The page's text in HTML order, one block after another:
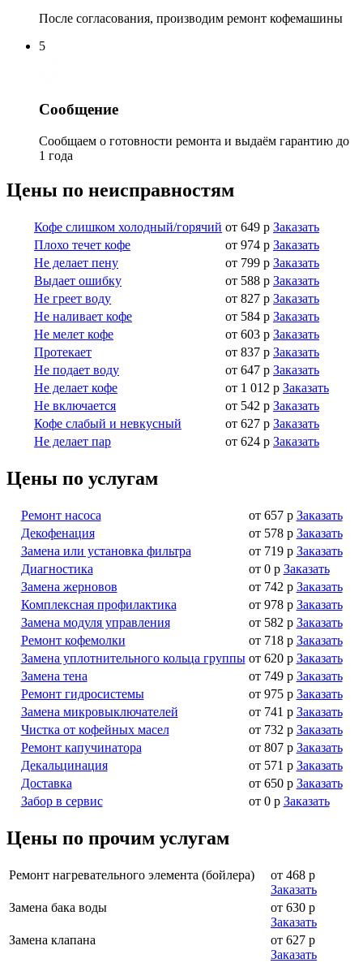
После согласования, производим ремонт кофемашины
5
Сообщение
Сообщаем о готовности ремонта и выдаём гарантию до
1 года
Цены по неисправностям
Кофе слишком холодный/горячий от 649 р Заказать
Плохо течет кофе
от 974 р Заказать
Не делает пену
от 799 р Заказать
Выдает ошибку
от 588 р Заказать
Не греет воду
от 827 р Заказать
Не наливает кофе
от 584 р Заказать
Не мелет кофе
от 603 р Заказать
Протекает
от 837 р Заказать
Не подает воду
от 647 р Заказать
Не делает кофе
от 1 012 р Заказать
Не включается
от 542 р Заказать
Кофе слабый и невкусный
от 627 р Заказать
Не делает пар
от 624 р Заказать
Цены по услугам
Ремонт насоса от 657 р Заказать
Декофенация
от 578 р Заказать
Замена или установка фильтра
от 719 р Заказать
Диагностика
от 0 р Заказать
Замена жерновов
от 742 р Заказать
Комплексная профилактика
от 978 р Заказать
Замена модуля управления
от 582 р Заказать
Ремонт кофемолки
от 718 р Заказать
Замена уплотнительного кольца группы от 620 р Заказать
Замена тена
от 749 р Заказать
Ремонт гидросистемы
от 975 р Заказать
Замена микровыключателей
от 741 р Заказать
Чистка от кофейных масел
от 732 р Заказать
Ремонт капучинатора
от 807 р Заказать
Декальцинация
от 571 р Заказать
Доставка
от 650 р Заказать
Забор в сервис
от 0 р Заказать
Цены по прочим услугам
Ремонт нагревательного элемента (бойлера)
от 468 р
Заказать
Замена бака воды
от 630 р
Заказать
Замена клапана
от 627 р
Заказать